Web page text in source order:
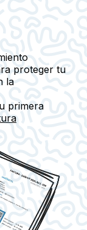
proteger tu
la
primera